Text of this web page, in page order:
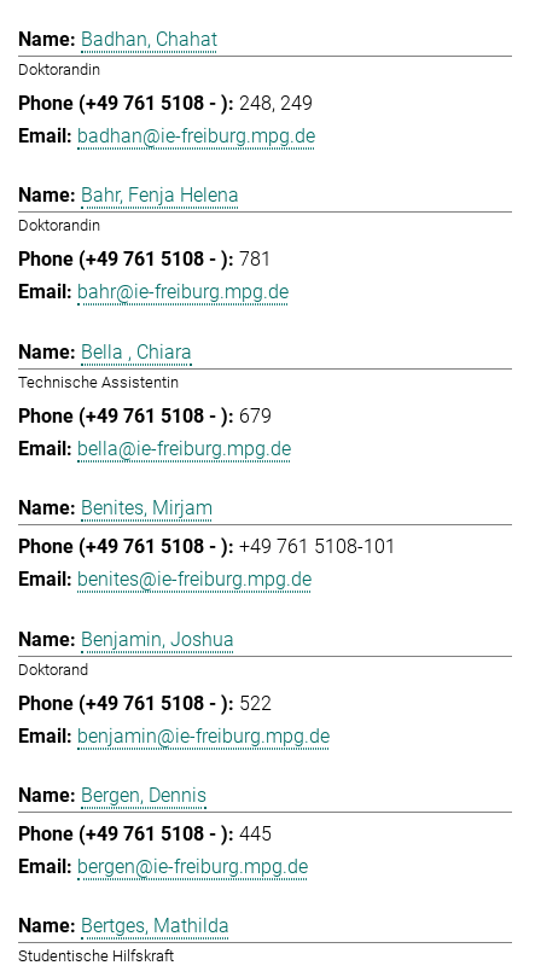
Badhan, Chahat
Doktorandin
248 249
badhan@ie-freiburg.mpg.de
Bahr, Fenja Helena
Doktorandin
781
bahr@ie-freiburg.mpg.de
Bella , Chiara
Technische Assistentin
679
bella@ie-freiburg.mpg.de
Benites, Mirjam
+49 761 5108-101
benites@ie-freiburg.mpg.de
Benjamin, Joshua
Doktorand
522
benjamin@ie-freiburg.mpg.de
Bergen, Dennis
445
bergen@ie-freiburg.mpg.de
Bertges, Mathilda
Studentische Hilfskraft